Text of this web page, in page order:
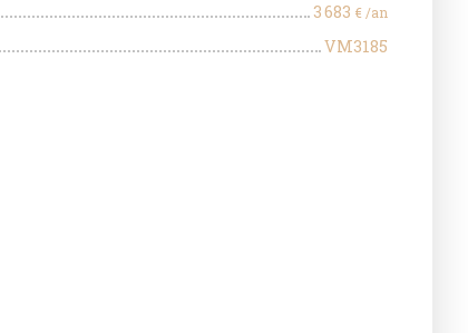
3 683 € /an
VM3185